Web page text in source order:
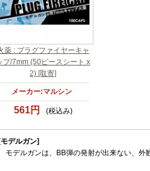
薬 : プラグファイヤーキャ
プ/7mm (50ピースシート x
2) [取寄]
メーカー:マルシン
561円 (税込み)
[モデルガン]
モデルガンは、BB弾の発射が出来ない、外